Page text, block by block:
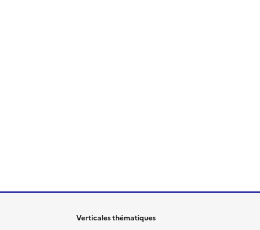
Verticales thématiques